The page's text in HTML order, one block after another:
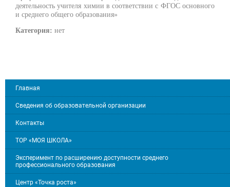
деятельность учителя химии в соответствии с ФГОС основного
и среднего общего образования»
Категория: нет
Главная
Сведения об образовательной организации
Контакты
ТОР «МОЯ ШКОЛА»
Эксперимент по расширению доступности среднего
профессионального образования
Центр «Точка роста»